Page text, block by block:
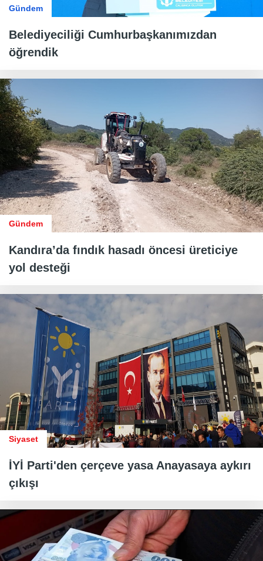
Gündem
Belediyeciliği Cumhurbaşkanımızdan
öğrendik
Gündem
Kandıra’da fındık hasadı öncesi üreticiye
yol desteği
Siyaset
İYİ Parti'den çerçeve yasa Anayasaya aykırı
çıkışı